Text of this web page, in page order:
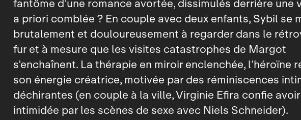
a priori comblée ? En couple avec deux enfants, Sybil se
brutalement et douloureusement à regarder dans le
fur et à mesure que les visites catastrophes de Margot
s’enchaînent. La thérapie en miroir enclenchée, l’héroïne
son énergie créatrice, motivée par des réminiscences
déchirantes (en couple à la ville, Virginie Efira confie
intimidée par les scènes de sexe avec Niels Schneider).